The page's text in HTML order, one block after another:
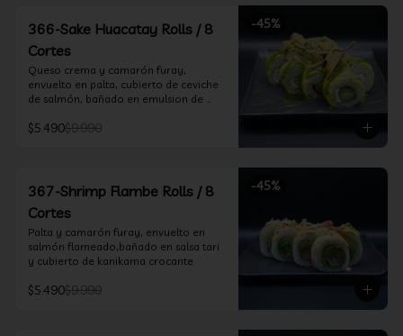
-45%
366-Sake Huacatay Rolls / 8
Cortes
Queso crema y camarón furay,
envuelto en palta, cubierto de ceviche
de salmón, bañado en emulsion de
$5.490$9.990
-45%
367-Shrimp Flambe Rolls / 8
Cortes
Palta y camarón furay, envuelto en
salmón flameado,bañado en salsa tari
y cubierto de kanikama crocante
$5.490$9.990